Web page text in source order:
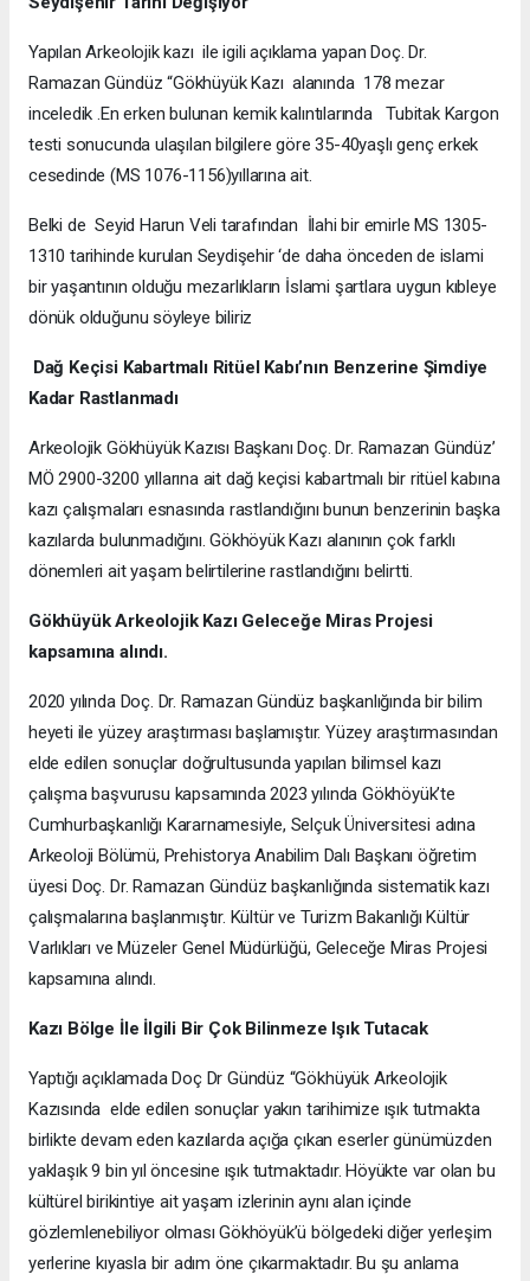
Yapılan Arkeolojik kazı ile igili açıklama yapan Doç. Dr.
Ramazan Gündüz “Gökhüyük Kazı alanında 178 mezar
inceledik .En erken bulunan kemik kalıntılarında Tubitak Kargon
testi sonucunda ulaşılan bilgilere göre 35-40yaşlı genç erkek
cesedinde (MS 1076-1156)yıllarına ait.
Belki de Seyid Harun Veli tarafından İlahi bir emirle MS 1305-
1310 tarihinde kurulan Seydişehir ‘de daha önceden de islami
bir yaşantının olduğu mezarlıkların İslami şartlara uygun kıbleye
dönük olduğunu söyleye biliriz
Dağ Keçisi Kabartmalı Ritüel Kabı’nın Benzerine Şimdiye
Kadar Rastlanmadı
Arkeolojik Gökhüyük Kazısı Başkanı Doç. Dr. Ramazan Gündüz’
MÖ 2900-3200 yıllarına ait dağ keçisi kabartmalı bir ritüel kabına
kazı çalışmaları esnasında rastlandığını bunun benzerinin başka
kazılarda bulunmadığını. Gökhöyük Kazı alanının çok farklı
dönemleri ait yaşam belirtilerine rastlandığını belirtti.
Gökhüyük Arkeolojik Kazı Geleceğe Miras Projesi
kapsamına alındı.
2020 yılında Doç. Dr. Ramazan Gündüz başkanlığında bir bilim
heyeti ile yüzey araştırması başlamıştır. Yüzey araştırmasından
elde edilen sonuçlar doğrultusunda yapılan bilimsel kazı
çalışma başvurusu kapsamında 2023 yılında Gökhöyük’te
Cumhurbaşkanlığı Kararnamesiyle, Selçuk Üniversitesi adına
Arkeoloji Bölümü, Prehistorya Anabilim Dalı Başkanı öğretim
üyesi Doç. Dr. Ramazan Gündüz başkanlığında sistematik kazı
çalışmalarına başlanmıştır. Kültür ve Turizm Bakanlığı Kültür
Varlıkları ve Müzeler Genel Müdürlüğü, Geleceğe Miras Projesi
kapsamına alındı.
Kazı Bölge İle İlgili Bir Çok Bilinmeze Işık Tutacak
Yaptığı açıklamada Doç Dr Gündüz “Gökhüyük Arkeolojik
Kazısında elde edilen sonuçlar yakın tarihimize ışık tutmakta
birlikte devam eden kazılarda açığa çıkan eserler günümüzden
yaklaşık 9 bin yıl öncesine ışık tutmaktadır. Höyükte var olan bu
kültürel birikintiye ait yaşam izlerinin aynı alan içinde
gözlemlenebiliyor olması Gökhöyük’ü bölgedeki diğer yerleşim
yerlerine kıyasla bir adım öne çıkarmaktadır. Bu şu anlama